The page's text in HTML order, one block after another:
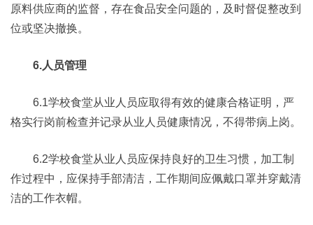
原料供应商的监督，存在食品安全问题的，及时督促整改到
位或坚决撤换。
6.人员管理
6.1学校食堂从业人员应取得有效的健康合格证明，严
格实行岗前检查并记录从业人员健康情况，不得带病上岗。
6.2学校食堂从业人员应保持良好的卫生习惯，加工制
作过程中，应保持手部清洁，工作期间应佩戴口罩并穿戴清
洁的工作衣帽。